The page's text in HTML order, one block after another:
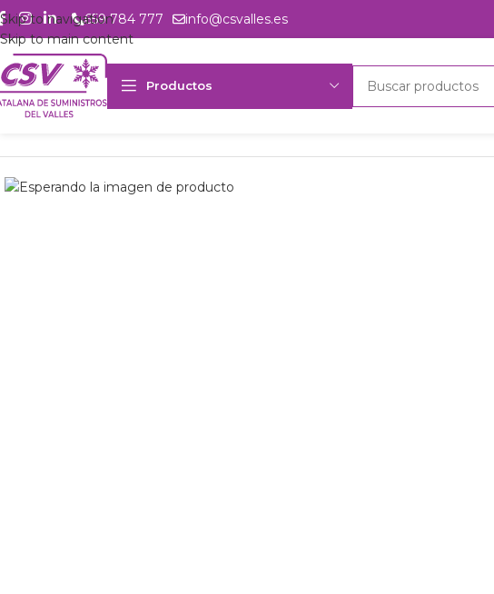
Skip to navigation
Skip to main content
659 784 777 info@csvalles.es
Productos
Inicio Productos